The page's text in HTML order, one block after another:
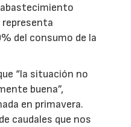
representa
del consumo de la
“la situación no
buena”,
en primavera.
caudales que nos